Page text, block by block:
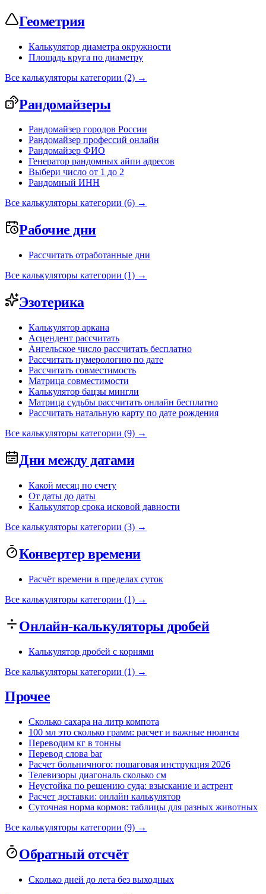
Геометрия
Калькулятор диаметра окружности
Площадь круга по диаметру
Все калькуляторы категории (2) →
Рандомайзеры
Рандомайзер городов России
Рандомайзер профессий онлайн
Рандомайзер ФИО
Генератор рандомных айпи адресов
Выбери число от 1 до 2
Рандомный ИНН
Все калькуляторы категории (6) →
Рабочие дни
Рассчитать отработанные дни
Все калькуляторы категории (1) →
Эзотерика
Калькулятор аркана
Асцендент рассчитать
Ангельское число рассчитать бесплатно
Рассчитать нумерологию по дате
Рассчитать совместимость
Матрица совместимости
Калькулятор бацзы мингли
Матрица судьбы рассчитать онлайн бесплатно
Рассчитать натальную карту по дате рождения
Все калькуляторы категории (9) →
Дни между датами
Какой месяц по счету
От даты до даты
Калькулятор срока исковой давности
Все калькуляторы категории (3) →
Конвертер времени
Расчёт времени в пределах суток
Все калькуляторы категории (1) →
Онлайн-калькуляторы дробей
Калькулятор дробей с корнями
Все калькуляторы категории (1) →
Прочее
Сколько сахара на литр компота
100 мл это сколько грамм: расчет и важные нюансы
Переводим кг в тонны
Перевод слова bar
Расчет больничного: пошаговая инструкция 2026
Телевизоры диагональ сколько см
Неустойка по решению суда: взыскание и астрент
Расчет доставки: онлайн калькулятор
Суточная норма кормов: таблицы для разных животных
Все калькуляторы категории (9) →
Обратный отсчёт
Сколько дней до лета без выходных